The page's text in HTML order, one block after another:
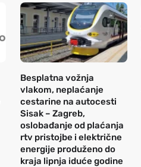
Besplatna vožnja
vlakom, neplaćanje
cestarine na autocesti
Sisak – Zagreb,
oslobađanje od plaćanja
rtv pristojbe i električne
energije produženo do
kraja lipnja iduće godine